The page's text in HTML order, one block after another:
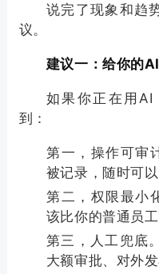
说完了现象和趋
议。
建议一：给你的
如果你正在用AI
到：
第一，操作可审
被记录，随时可以
第二，权限最小
该比你的普通员
第三，人工兜底
大额审批、对外